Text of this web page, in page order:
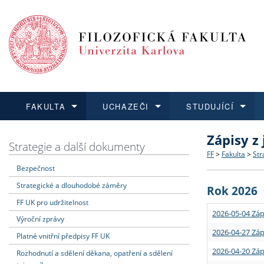
FAKULTA
Dozvědět se více
Struktura
Strategie
Podpora
UCHAZEČI
Podat přihlášku
Co
Učitelské
STUDUJÍCÍ
Dozvědět se více
Rigorózní
Dozvědět se více
O vědě a
Granty a
Dozvědět se více
Aktuální
Strategie a další dokumenty
Bezpečnost
Strategické a dlouhodobé záměry
FF UK pro udržitelnost
Výroční zprávy
Platné vnitřní předpisy FF UK
Rozhodnutí a sdělení děkana, opatření a sdělení
Zápisy
FF > Fakulta >
Rok 2026
2026-05-04
2026-04-27
2026-04-20